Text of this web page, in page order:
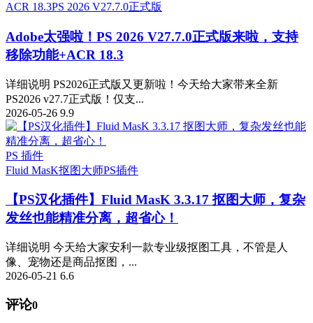
ACR 18.3PS 2026 V27.7.0正式版
Adobe太强啦！PS 2026 V27.7.0正式版来啦，支持
移除功能+ACR 18.3
详细说明 PS2026正式版又更新啦！今天给大家带来全新
PS2026 v27.7正式版！仅支...
2026-05-26 9.9
PS 插件
Fluid MasK抠图大师PS插件
【PS汉化插件】Fluid MasK 3.3.17 抠图大师，复杂
发丝也能精准分离，超省心！
详细说明 今天给大家安利一款专业级抠图工具，不管是人
像、宠物还是商品抠图，...
2026-05-21 6.6
评论0